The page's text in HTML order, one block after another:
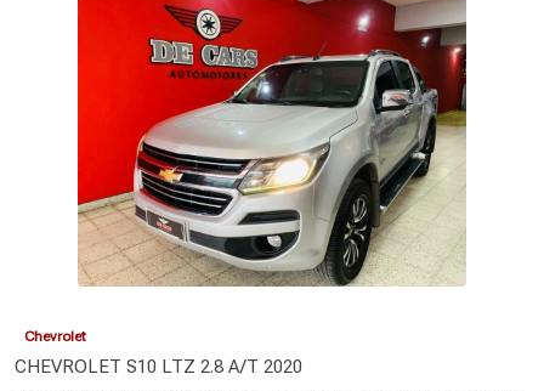
Chevrolet
CHEVROLET S10 LTZ 2.8 A/T 2020